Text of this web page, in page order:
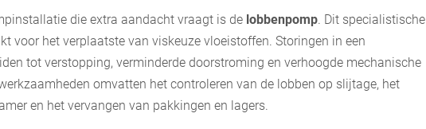
die extra aandacht vraagt is de lobbenpomp. Dit specialistische
voor het verplaatste van viskeuze vloeistoffen. Storingen in een
tot verstopping, verminderde doorstroming en verhoogde mechanische
omvatten het controleren van de lobben op slijtage, het
en het vervangen van pakkingen en lagers.